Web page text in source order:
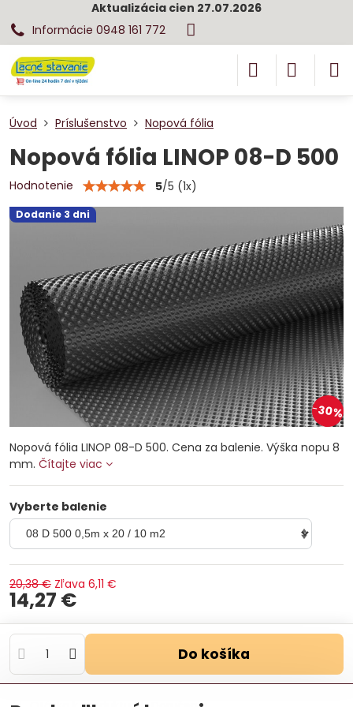
Aktualizácia cien 27.07.2026
Informácie 0948 161 772
Dodanie 3 dni
30%
Úvod Príslušenstvo Nopová fólia
Nopová fólia LINOP 08-D 500
Hodnotenie 5/5 (1x)
Nopová fólia LINOP 08-D 500. Cena za balenie. Výška nopu 8
mm. Čítajte viac
Vyberte balenie
20,38 € Zľava 6,11 €
14,27 €
Do košíka